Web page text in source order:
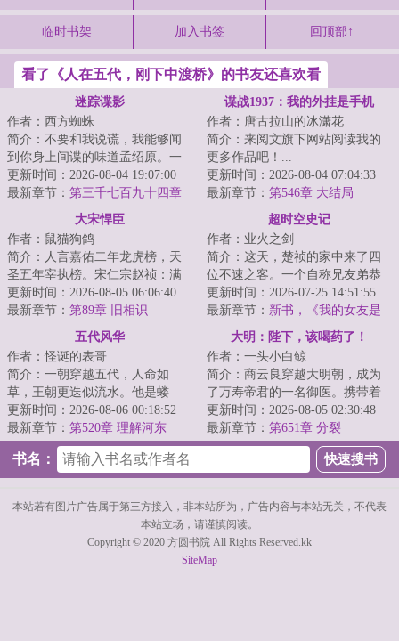
临时书架 加入书签 回顶部↑
看了《人在五代，刚下中渡桥》的书友还喜欢看
迷踪谍影
作者：西方蜘蛛
简介：不要和我说谎，我能够闻
到你身上间谍的味道孟绍原。一
个微表情专家，当穿越来到一九
三六年的南京，...
更新时间：2026-08-04 19:07:00
最新章节： 第三千七百九十四章
谍战1937：我的外挂是手机
作者：唐古拉山的冰潇花
简介：来阅文旗下网站阅读我的
更多作品吧！...
更新时间：2026-08-04 07:04:33
最新章节： 第546章 大结局
大宋悍臣
作者：鼠猫狗鸽
简介：人言嘉佑二年龙虎榜，天
圣五年宰执榜。宋仁宗赵祯：满
朝文武为何支支吾吾无一人敢
言？宋煊：官家，...
更新时间：2026-08-05 06:06:40
最新章节： 第89章 旧相识
超时空史记
作者：业火之剑
简介：这天，楚祯的家中来了四
位不速之客。一个自称兄友弟恭
的唐国公第二子李世民。一个见
面就抢了他挂墙...
更新时间：2026-07-25 14:51:55
最新章节： 新书，《我的女友是
收容物》
五代风华
作者：怪诞的表哥
简介：一朝穿越五代，人命如
草，王朝更迭似流水。他是蝼
蚁，则撼参天巨树，为棋子，则
破天下局。布衣之志...
更新时间：2026-08-06 00:18:52
最新章节： 第520章 理解河东
大明：陛下，该喝药了！
作者：一头小白鲸
简介：商云良穿越大明朝，成为
了万寿帝君的一名御医。携带着
一本猎魔人药剂全书的他，在大
明朝找到了全新...
更新时间：2026-08-05 02:30:48
最新章节： 第651章 分裂
书名：
本站若有图片广告属于第三方接入，非本站所为，广告内容与本站无关，不代表
本站立场，请谨慎阅读。
Copyright © 2020 方圆书院 All Rights Reserved.kk
SiteMap